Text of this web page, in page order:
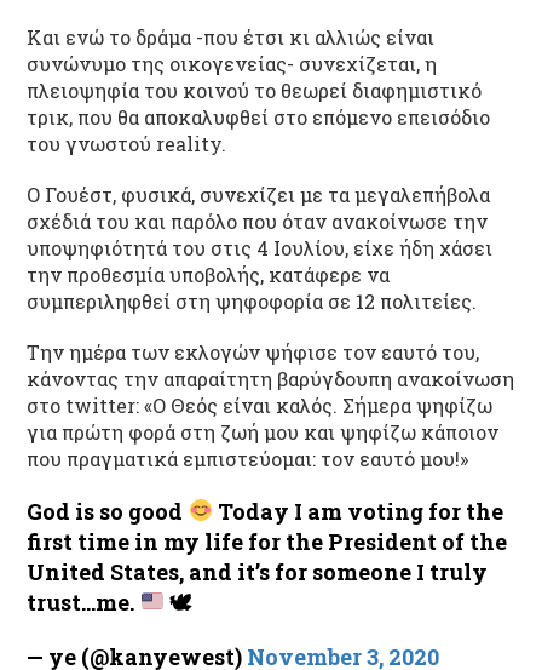
Και ενώ το δράμα -που έτσι κι αλλιώς είναι
συνώνυμο της οικογενείας- συνεχίζεται, η
πλειοψηφία του κοινού το θεωρεί διαφημιστικό
τρικ, που θα αποκαλυφθεί στο επόμενο επεισόδιο
του γνωστού reality.
Ο Γουέστ, φυσικά, συνεχίζει με τα μεγαλεπήβολα
σχέδιά του και παρόλο που όταν ανακοίνωσε την
υποψηφιότητά του στις 4 Ιουλίου, είχε ήδη χάσει
την προθεσμία υποβολής, κατάφερε να
συμπεριληφθεί στη ψηφοφορία σε 12 πολιτείες.
Την ημέρα των εκλογών ψήφισε τον εαυτό του,
κάνοντας την απαραίτητη βαρύγδουπη ανακοίνωση
στο twitter: «Ο Θεός είναι καλός. Σήμερα ψηφίζω
για πρώτη φορά στη ζωή μου και ψηφίζω κάποιον
που πραγματικά εμπιστεύομαι: τον εαυτό μου!»
God is so good
Today I am voting for the
first time in my life for the President of the
United States, and it’s for someone I truly
trust…me.
🕊
— ye (@kanyewest) November 3, 2020